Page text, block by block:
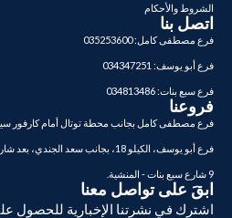
الشروط والأحكام
اتصل بنا
فرع مصطفى كامل: 035253600
فرع أبو يوسف: 034347251
فرع سبع بنات: 034813486
فروعنا
فرع مصطفى كامل بجانب محطة توتال أمام كارفور
فرع أبو يوسف، الكيلو 18، بجانب سعد الجندي، بعد شارع الحديد والصلب، العامي، الإسكندرية.
9 شارع سبع بنات - المنشية.
ابقَ على تواصل معنا
اشترك في نشرتنا الإخبارية للحصول